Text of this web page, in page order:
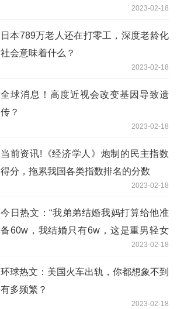
2023-02-18
日本789万老人还在打零工，深度老龄化
社会意味着什么？
2023-02-18
全球消息！高度近视会改变基因导致遗
传？
2023-02-18
当前资讯!《经济学人》炮制的民主指数
得分，拖累我国各类指数排名的分数
2023-02-18
今日热文：“我弟弟结婚我妈打算给他准
备60w，我结婚只有6w，这是重男轻女
2023-02-18
环球热文：美国火车出轨，你都想象不到
有多频繁？
2023-02-18